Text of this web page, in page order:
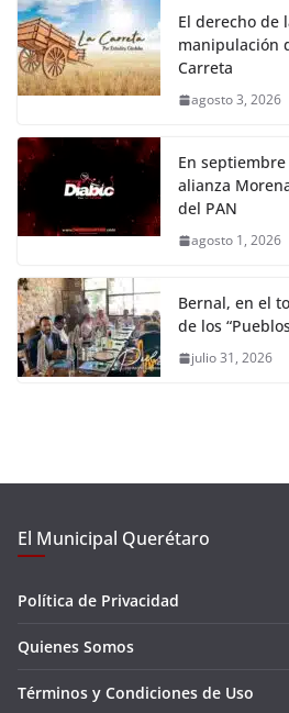
El derecho de
manipulación
Carreta
agosto 3, 2026
En
alianza
del PAN
agosto 1, 2026
Bernal, en el
de los
julio 31, 2026
El Municipal Querétaro
Política de Privacidad
Quienes Somos
Términos y Condiciones de Uso